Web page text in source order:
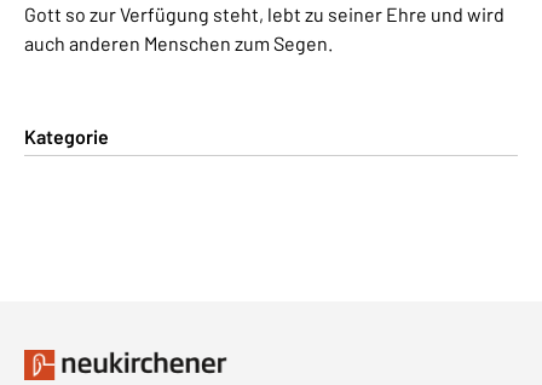
Gott so zur Verfügung steht, lebt zu seiner Ehre und wird
auch anderen Menschen zum Segen.
Kategorie